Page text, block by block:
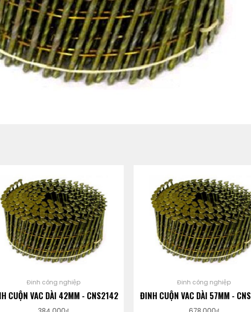
công nghiệp
DÀI 42MM - CNS2142
Đinh công nghiệp
ĐINH CUỘN VAC DÀI 57MM - CNS2557